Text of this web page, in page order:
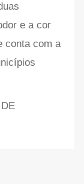
e a cor
conta com a